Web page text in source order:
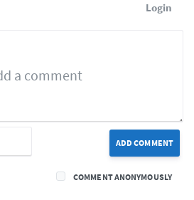
Login
ADD COMMENT
COMMENT ANONYMOUSLY